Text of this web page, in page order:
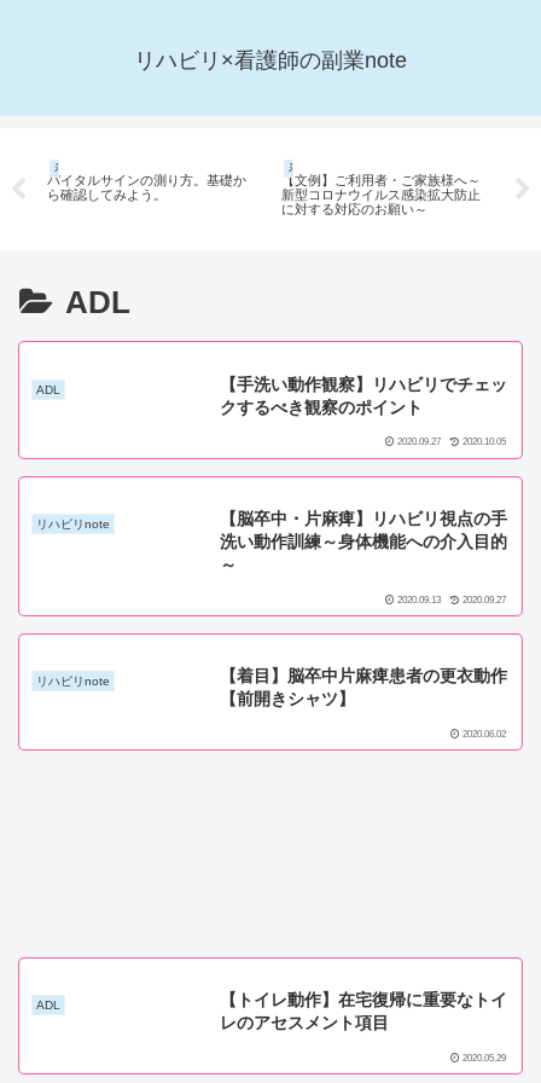
リハビリ×看護師の副業note
看護師note
バイタルサインの測り方。基礎か
ら確認してみよう。
看護師note
【文例】ご利用者・ご家族様へ～
新型コロナウイルス感染拡大防止
に対する対応のお願い～
リ
充
ADL
ADL
【手洗い動作観察】リハビリでチェッ
クするべき観察のポイント
2020.09.27 2020.10.05
リハビリnote
【脳卒中・片麻痺】リハビリ視点の手
洗い動作訓練～身体機能への介入目的
～
2020.09.13 2020.09.27
リハビリnote
【着目】脳卒中片麻痺患者の更衣動作
【前開きシャツ】
2020.06.02
ADL
【トイレ動作】在宅復帰に重要なトイ
レのアセスメント項目
2020.05.29